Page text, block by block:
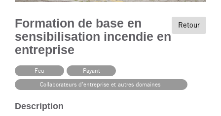
Formation de base en
sensibilisation incendie en
entreprise
Retour
Feu
Payant
Collaborateurs d’entreprise et autres domaines
Description